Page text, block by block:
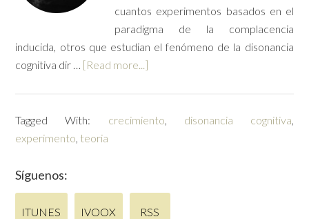
cuantos experimentos basados en el
paradigma de la complacencia
inducida, otros que estudian el fenómeno de la disonancia
cognitiva dir … [Read more...]
Tagged With: crecimiento, disonancia cognitiva,
experimento, teoria
Síguenos:
ITUNES IVOOX RSS